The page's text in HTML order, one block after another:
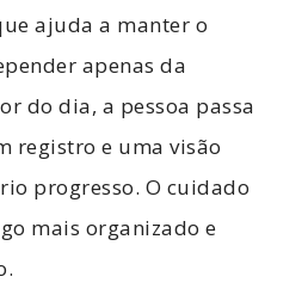
ajuda a manter o
apenas da
do dia, a pessoa passa
registro e uma visão
progresso. O cuidado
mais organizado e